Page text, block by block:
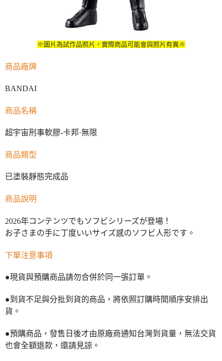
※圖片為試作品照片，實際商品可能會與照片有異※
商品廠牌
BANDAI
商品名稱
超宇宙刑事軟膠-卡邦·無限
商品類型
已塗裝靜態完成品
商品說明
2026年コンテンツでもソフビシリーズが登場！
お子さまの手に丁度いいサイズ感のソフビ人形です。
下單注意事項
●現貨與預購商品請勿合併於同一張訂單。
●到貨不足與分批到貨的商品，將依照訂購時間順序安排出
貨。
●預購商品，發售日後才由原廠商通知台灣到貨量，無法交貨
也會全額退款，還請見諒。